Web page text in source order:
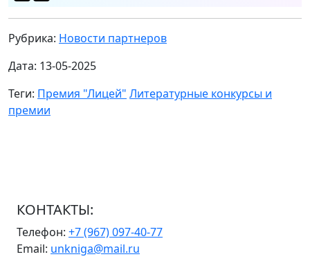
Рубрика: Новости партнеров
Дата: 13-05-2025
Теги: Премия "Лицей" Литературные конкурсы и
премии
КОНТАКТЫ:
Телефон: +7 (967) 097-40-77
Email: unkniga@mail.ru